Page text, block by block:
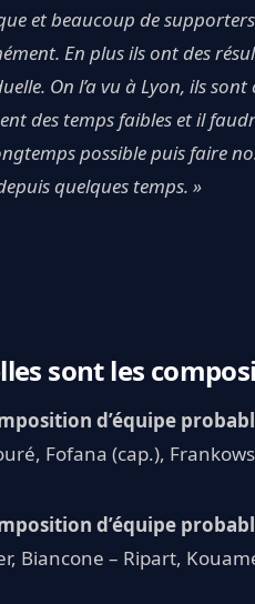
et beaucoup de
En plus ils ont des
On l’a vu à Lyon, ils
des temps faibles et il
possible puis faire
quelques temps. »
sont les
d’équipe
Fofana (cap.),
d’équipe
Biancone – Ripart,